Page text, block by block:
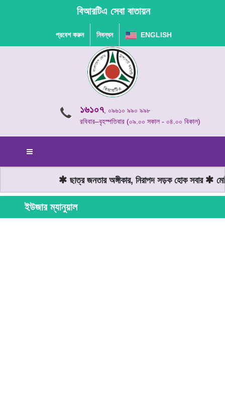
বিআরটিএ সেবা বাতায়ন
প্রবেশ করুন নিবন্ধন ENGLISH
১৬১০৭, ০৯৬১০ ৯৯০ ৯৯৮
রবিবার–বৃহস্পতিবার (০৯.০০ সকাল - ০৪.০০ বিকাল)
ছাত্র জনতার অঙ্গীকার, নিরাপদ সড়ক হোক সবার
ইউজার ম্যানুয়াল